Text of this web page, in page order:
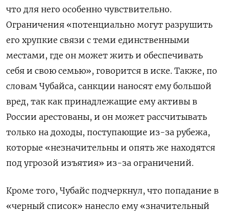
что для него особенно чувствительно.
Ограничения «потенциально могут разрушить
его хрупкие связи с теми единственными
местами, где он может жить и обеспечивать
себя и свою семью», говорится в иске. Также, по
словам Чубайса, санкции наносят ему большой
вред, так как принадлежащие ему активы в
России арестованы, и он может рассчитывать
только на доходы, поступающие из-за рубежа,
которые «незначительны и опять же находятся
под угрозой изъятия» из-за ограничений.
Кроме того, Чубайс подчеркнул, что попадание в
«черный список» нанесло ему «значительный